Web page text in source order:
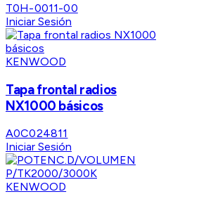
T0H-0011-00
Iniciar Sesión
KENWOOD
Tapa frontal radios
NX1000 básicos
A0C024811
Iniciar Sesión
KENWOOD